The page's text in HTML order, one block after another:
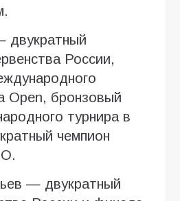
двукратный
России,
Open, бронзовый
турнира в
чемпион
— двукратный